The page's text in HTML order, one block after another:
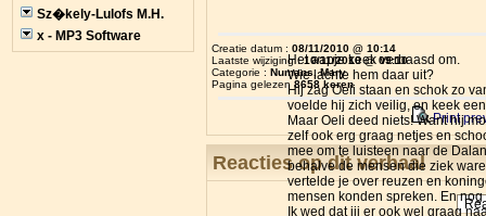
Sz�kely-Lulofs M.H.
x - MP3 Software
Het aapje keek verbaasd om.
Wie lachte hem daar uit?
Hij zag Oeli staan en schok zo
voelde hij zich veilig, en keek
Maar Oeli deed niets! Want hij
zelf ook erg graag netjes en
mee om te luisteen naar de
behalve de mensen die ziek
vertelde je over reuzen en
mensen konden spreken. En nog
Ik wed dat jij er ook wel graag
Creatie datum : 08/11/2010 @ 10:14
Laatste wijziging :10/11/2010 @ 09:10
Categorie : Numans, Mary
Pagina gelezen 8658 keren
Print
Reacties op dit verhaal